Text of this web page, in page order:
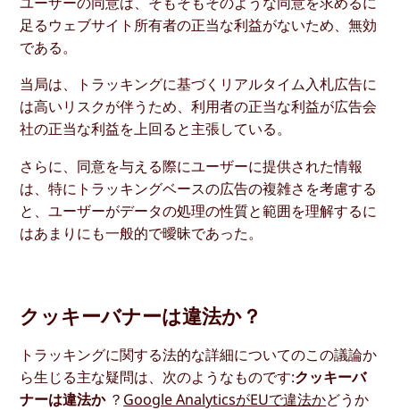
足るウェブサイト所有者の正当な利益がないため、無効
である。
当局は、トラッキングに基づくリアルタイム入札広告に
は高いリスクが伴うため、利用者の正当な利益が広告会
社の正当な利益を上回ると主張している。
さらに、同意を与える際にユーザーに提供された情報
は、特にトラッキングベースの広告の複雑さを考慮する
と、ユーザーがデータの処理の性質と範囲を理解するに
はあまりにも一般的で曖昧であった。
クッキーバナーは違法か？
トラッキングに関する法的な詳細についてのこの議論か
ら生じる主な疑問は、次のようなものです:クッキーバ
ナーは違法か？ Google AnalyticsがEUで違法かどうか